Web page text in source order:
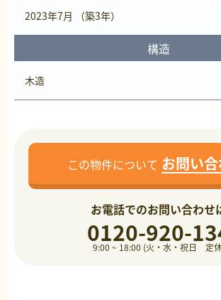
2023年7月 （築3年）
構造
木造
この物件について お問い
お電話でのお問い合わせ
0120-920-
9:00 ~ 18:00 (火・水・祝日 定